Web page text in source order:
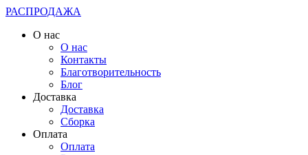
РАСПРОДАЖА
О нас
О нас
Контакты
Благотворительность
Блог
Доставка
Доставка
Сборка
Оплата
Оплата